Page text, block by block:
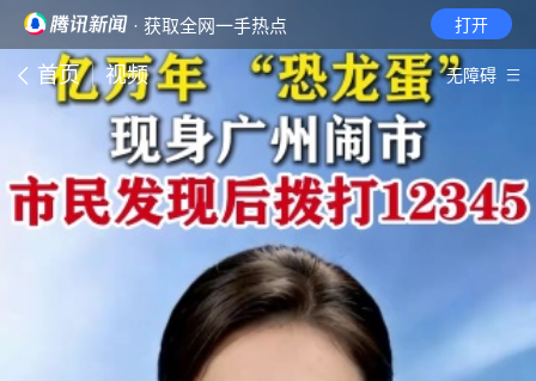
· 获取全网一手热点 打开
首页 视频 无障碍